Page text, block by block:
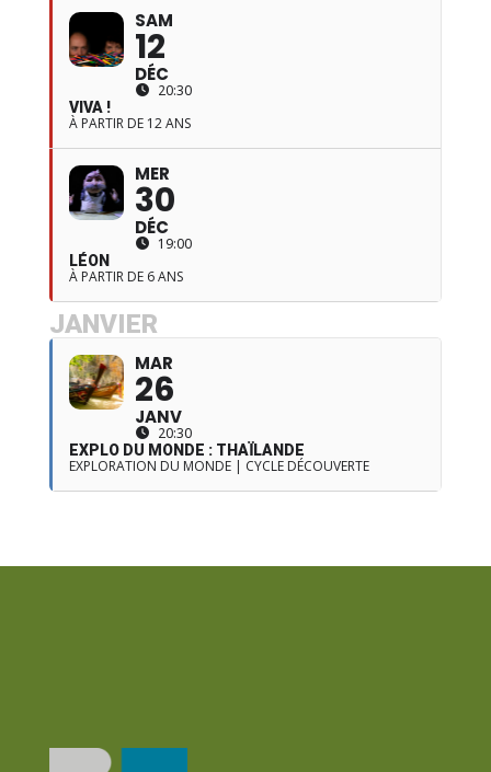
SAM
12
DÉC
20:30
VIVA !
À PARTIR DE 12 ANS
MER
30
DÉC
19:00
LÉON
À PARTIR DE 6 ANS
JANVIER
MAR
26
JANV
20:30
EXPLO DU MONDE : THAÏLANDE
EXPLORATION DU MONDE | CYCLE DÉCOUVERTE